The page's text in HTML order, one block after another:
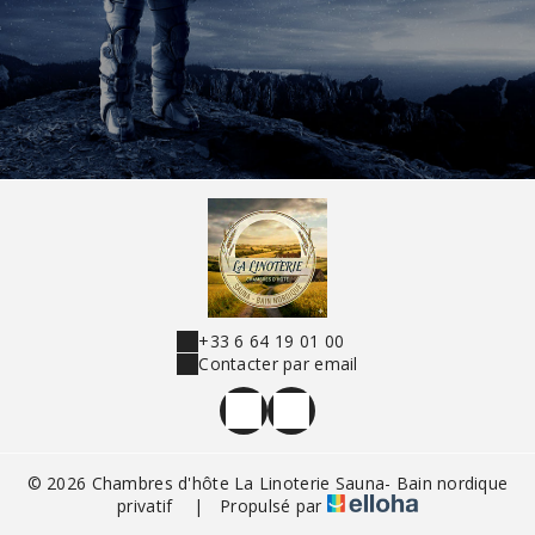
+33 6 64 19 01 00
Contacter par email
© 2026 Chambres d'hôte La Linoterie Sauna- Bain nordique
privatif
| Propulsé par